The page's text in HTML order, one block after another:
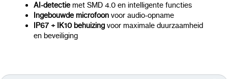
AI-detectiemet SMD 4.0 en intelligente functies
Ingebouwde microfoon voor audio-opname
IP67 + IK10 behuizing voor maximale duurzaamheid
en beveiliging